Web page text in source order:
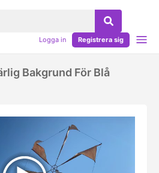
Logga in Registrera sig
Bakgrund För Blå